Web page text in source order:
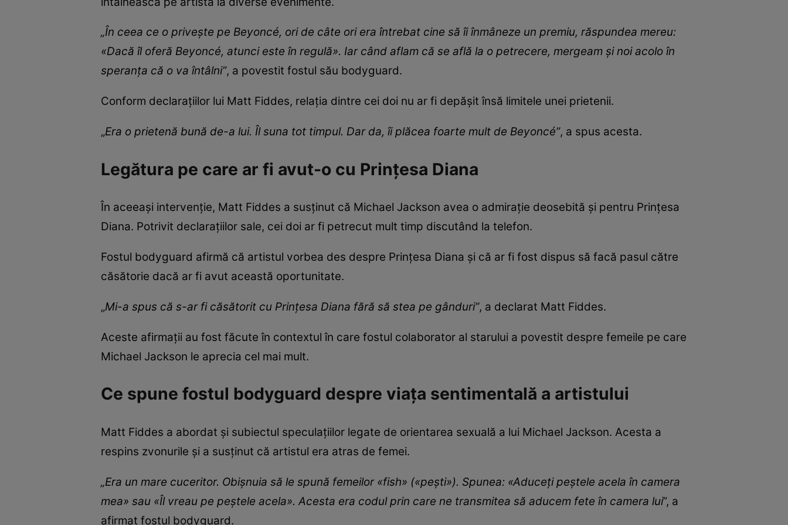
„În ceea ce o privește pe Beyoncé, ori de câte ori era întrebat cine să îi înmâneze un premiu, răspundea mereu:
«Dacă îl oferă Beyoncé, atunci este în regulă». Iar când aflam că se află la o petrecere, mergeam și noi acolo în
speranța că o va întâlni”, a povestit fostul său bodyguard.
Conform declarațiilor lui Matt Fiddes, relația dintre cei doi nu ar fi depășit însă limitele unei prietenii.
„Era o prietenă bună de-a lui. Îl suna tot timpul. Dar da, îi plăcea foarte mult de Beyoncé”, a spus acesta.
Legătura pe care ar fi avut-o cu Prințesa Diana
În aceeași intervenție, Matt Fiddes a susținut că Michael Jackson avea o admirație deosebită și pentru Prințesa
Diana. Potrivit declarațiilor sale, cei doi ar fi petrecut mult timp discutând la telefon.
Fostul bodyguard afirmă că artistul vorbea des despre Prințesa Diana și că ar fi fost dispus să facă pasul către
căsătorie dacă ar fi avut această oportunitate.
„Mi-a spus că s-ar fi căsătorit cu Prințesa Diana fără să stea pe gânduri”, a declarat Matt Fiddes.
Aceste afirmații au fost făcute în contextul în care fostul colaborator al starului a povestit despre femeile pe care
Michael Jackson le aprecia cel mai mult.
Ce spune fostul bodyguard despre viața sentimentală a artistului
Matt Fiddes a abordat și subiectul speculațiilor legate de orientarea sexuală a lui Michael Jackson. Acesta a
respins zvonurile și a susținut că artistul era atras de femei.
„Era un mare cuceritor. Obișnuia să le spună femeilor «fish» («pești»). Spunea: «Aduceți peștele acela în camera
mea» sau «Îl vreau pe peștele acela». Acesta era codul prin care ne transmitea să aducem fete în camera lui”, a
afirmat fostul bodyguard.